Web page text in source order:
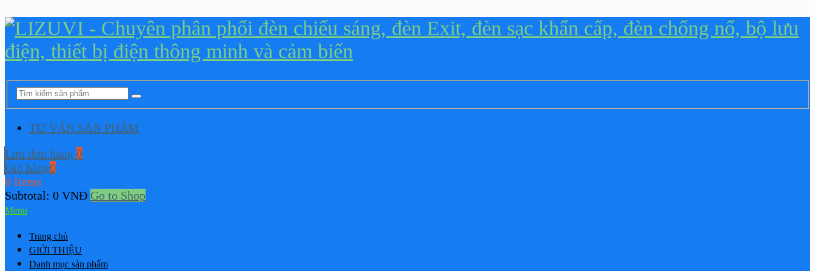
TƯ VẤN SẢN PHẨM
Lưu đơn hàng 0
Giỏ hàng0
0 Items
Subtotal: 0 VNĐ Go to Shop
Menu
Trang chủ
GIỚI THIỆU
Danh mục sản phẩm